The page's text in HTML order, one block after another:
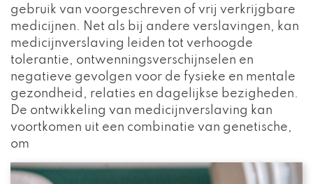
gebruik van voorgeschreven of vrij verkrijgbare
medicijnen. Net als bij andere verslavingen, kan
medicijnverslaving leiden tot verhoogde
tolerantie, ontwenningsverschijnselen en
negatieve gevolgen voor de fysieke en mentale
gezondheid, relaties en dagelijkse bezigheden.
De ontwikkeling van medicijnverslaving kan
voortkomen uit een combinatie van genetische,
om